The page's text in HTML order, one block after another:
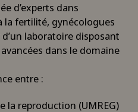
d’experts dans
la fertilité, gynécologues
laboratoire disposant
dans le domaine
entre :
la reproduction (UMREG)